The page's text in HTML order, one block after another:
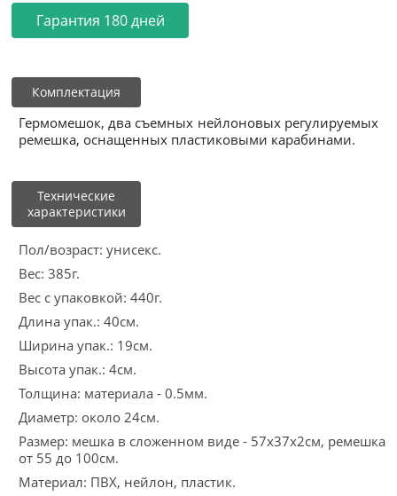
Гарантия 180 дней
Комплектация
Гермомешок, два съемных нейлоновых регулируемых
ремешка, оснащенных пластиковыми карабинами.
Технические
характеристики
Пол/возраст: унисекс.
Вес: 385г.
Вес с упаковкой: 440г.
Длина упак.: 40см.
Ширина упак.: 19см.
Высота упак.: 4см.
Толщина: материала - 0.5мм.
Диаметр: около 24см.
Размер: мешка в сложенном виде - 57х37х2см, ремешка
от 55 до 100см.
Материал: ПВХ, нейлон, пластик.